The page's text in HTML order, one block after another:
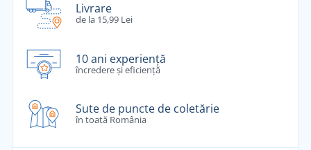
Livrare
de la 15,99 Lei
10 ani experiență
încredere și eficiență
Sute de puncte de coletărie
în toată România